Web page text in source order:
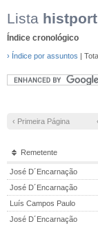
Lista histport
Índice cronológico
› Índice por assuntos |
‹ Primeira Página
Remetente
José D´Encarnação
José D´Encarnação
Luís Campos Paulo
José D´Encarnação